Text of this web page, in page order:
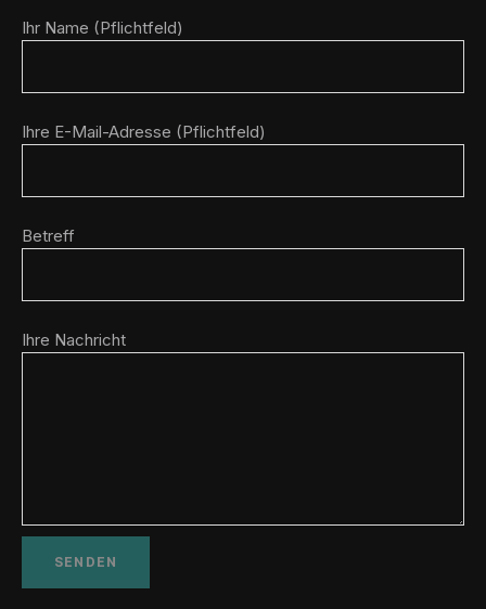
Ihr Name (Pflichtfeld)
Ihre E-Mail-Adresse (Pflichtfeld)
Betreff
Ihre Nachricht